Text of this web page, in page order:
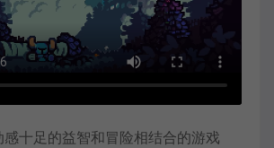
十足的益智和冒险相结合的游戏